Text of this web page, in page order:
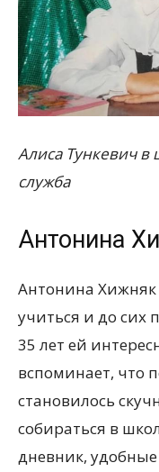
Алиса Тункевич
служба
Антонина
Антонина Хижняк
учиться и до сих
35 лет ей
вспоминает, что
становилось
собираться в
дневник,